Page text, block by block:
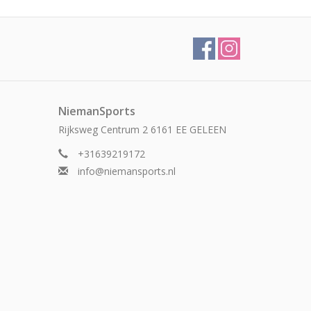
NiemanSports
Rijksweg Centrum 2 6161 EE GELEEN
+31639219172
info@niemansports.nl